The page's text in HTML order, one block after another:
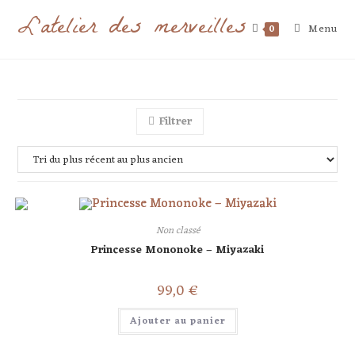
L'atelier des merveilles 0 Menu
Filtrer
Non classé
Princesse Mononoke – Miyazaki
99,0€
Ajouter au panier